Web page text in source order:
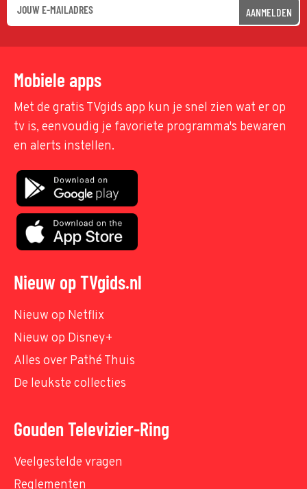
AANMELDEN
Mobiele apps
Met de gratis TVgids app kun je snel zien wat er op
tv is, eenvoudig je favoriete programma's bewaren
en alerts instellen.
Nieuw op TVgids.nl
Nieuw op Netflix
Nieuw op Disney+
Alles over Pathé Thuis
De leukste collecties
Gouden Televizier-Ring
Veelgestelde vragen
Reglementen